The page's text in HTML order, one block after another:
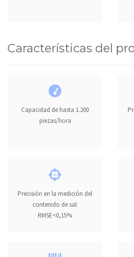
Características del
Capacidad de hasta 1.200
piezas/hora
Precisión en la medición del
contenido de sal:
RMSE<0,15%